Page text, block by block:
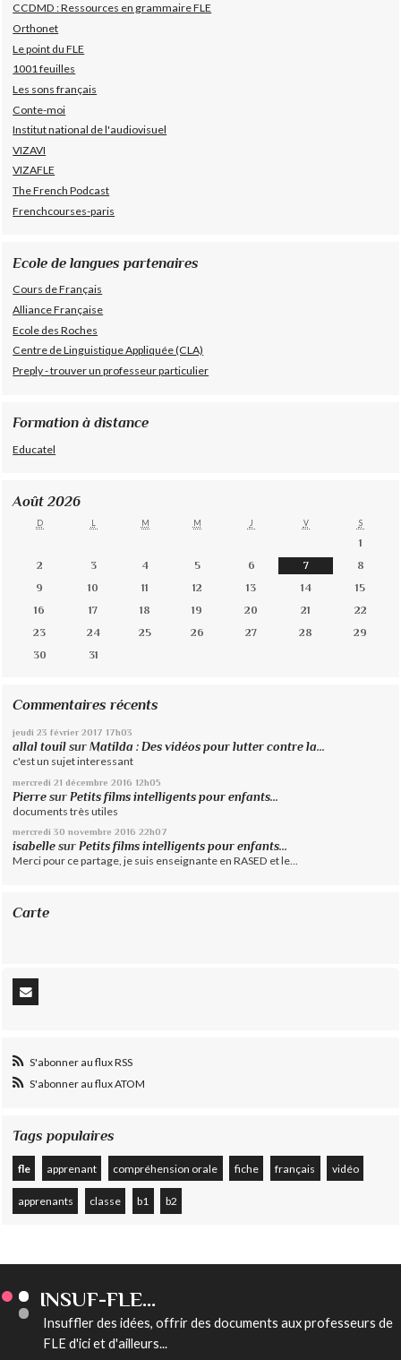
CCDMD : Ressources en grammaire FLE
Orthonet
Le point du FLE
1001 feuilles
Les sons français
Conte-moi
Institut national de l'audiovisuel
VIZAVI
VIZAFLE
The French Podcast
Frenchcourses-paris
Ecole de langues partenaires
Cours de Français
Alliance Française
Ecole des Roches
Centre de Linguistique Appliquée (CLA)
Preply - trouver un professeur particulier
Formation à distance
Educatel
Août 2026
D L M M J V S
1
2
3 4 5 6 7
8
9
10 11 12 13 14
15
16
17 18 19 20 21
22
23
24 25 26 27 28
29
30
31
Commentaires récents
jeudi 23 février 2017 17h03
allal touil surMatilda : Des vidéos pour lutter contre la...
c'est un sujet interessant
mercredi 21 décembre 2016 12h05
Pierre surPetits films intelligents pour enfants...
documents très utiles
mercredi 30 novembre 2016 22h07
isabelle surPetits films intelligents pour enfants...
Merci pour ce partage, je suis enseignante en RASED et le...
Carte
S'abonner au flux RSS
S'abonner au flux ATOM
Tags populaires
fle apprenant compréhension orale fiche français vidéo
apprenants classe b1 b2
INSUF-FLE...
Insuffler des idées, offrir des documents aux professeurs de
FLE d'ici et d'ailleurs...